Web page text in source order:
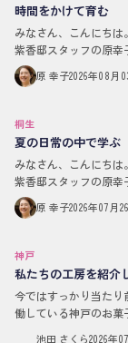
時間をかけて育む
みなさん、こんにちは
紫香邸スタッフの原幸
バー限定イベントMeet
花火をやるだけの会」
をしてい…
原 幸子2026年08月
桐生
夏の日常の中で学ぶ
みなさん、こんにちは
紫香邸スタッフの原幸
は早朝5時すぎでも、
そんな中、朝イチの水
いて。それも…
原 幸子2026年07月
神戸
私たちの工房を紹介
今ではすっかり当たり
働している神戸のお菓
池田 さくら2026年